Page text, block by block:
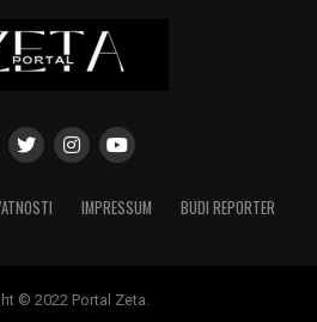
IMPRESSUM BUDI REPORTER
© 2022 Portal Zeta.